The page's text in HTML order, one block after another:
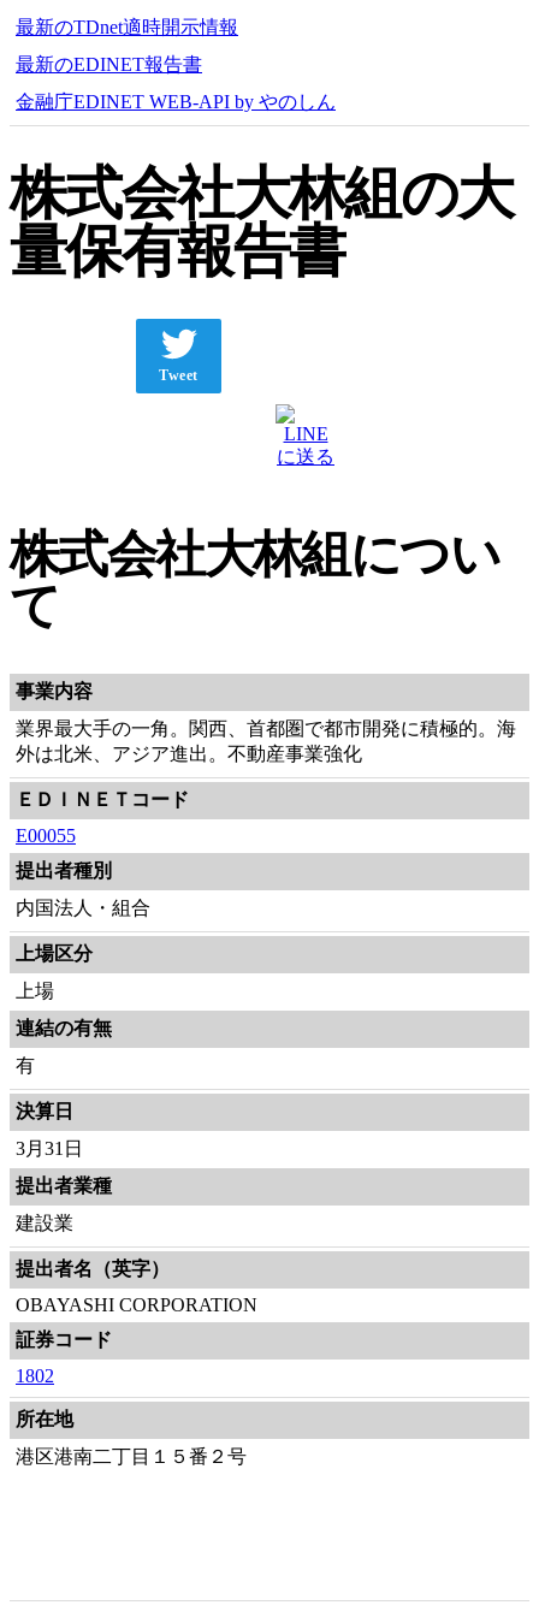
最新のTDnet適時開示情報
最新のEDINET報告書
金融庁EDINET WEB-API by やのしん
株式会社大林組の大
量保有報告書
Tweet
株式会社大林組につい
て
事業内容
業界最大手の一角。関西、首都圏で都市開発に積極的。海
外は北米、アジア進出。不動産事業強化
ＥＤＩＮＥＴコード
E00055
提出者種別
内国法人・組合
上場区分
上場
連結の有無
有
決算日
3月31日
提出者業種
建設業
提出者名（英字）
OBAYASHI CORPORATION
証券コード
1802
所在地
港区港南二丁目１５番２号